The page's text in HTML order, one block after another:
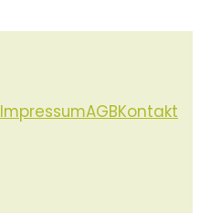
ImpressumAGBKontakt